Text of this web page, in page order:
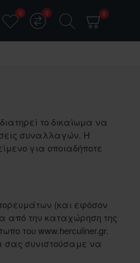
0 0 0
το δικαίωμα να
συναλλαγών. H
για οποιαδήποτε
(και εφόσον
από την καταχώρηση της
του www.herculiner.gr.
σας συνιστούσαμε να